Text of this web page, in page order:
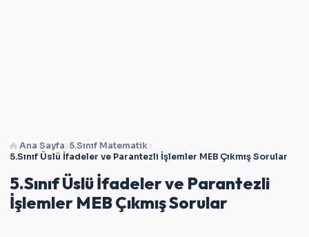
Ana Sayfa 5.Sınıf Matematik
5.Sınıf Üslü İfadeler ve Parantezli İşlemler MEB Çıkmış Sorular
5.Sınıf Üslü İfadeler ve Parantezli
İşlemler MEB Çıkmış Sorular